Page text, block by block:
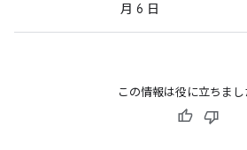
月 6 日
この情報は役に立ちまし